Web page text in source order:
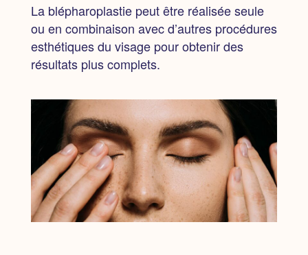
La blépharoplastie peut être réalisée seule
ou en combinaison avec d’autres procédures
esthétiques du visage pour obtenir des
résultats plus complets.